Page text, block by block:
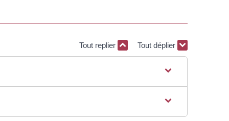
Tout replier Tout déplier